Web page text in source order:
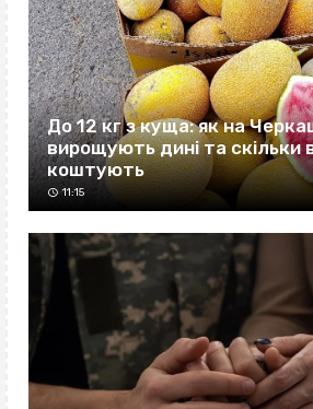
До 12 кг з куща: як на
вирощують дині та скільки
коштують
11:15